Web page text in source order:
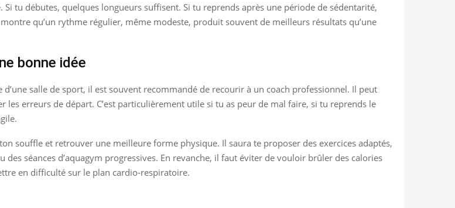
Si tu débutes, quelques longueurs suffisent. Si tu reprends après une période de sédentarité,
qu’un rythme régulier, même modeste, produit souvent de meilleurs résultats qu’une
bonne idée
salle de sport, il est souvent recommandé de recourir à un coach professionnel. Il peut
les erreurs de départ. C’est particulièrement utile si tu as peur de mal faire, si tu reprends le
souffle et retrouver une meilleure forme physique. Il saura te proposer des exercices adaptés,
séances d’aquagym progressives. En revanche, il faut éviter de vouloir brûler des calories
en difficulté sur le plan cardio-respiratoire.